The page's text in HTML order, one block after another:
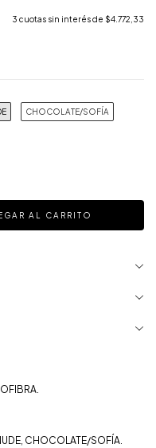
3 cuotas sin interés de $4.772,33
CHOCOLATE/SOFÍA
CHOCOLATE/SOFÍA.